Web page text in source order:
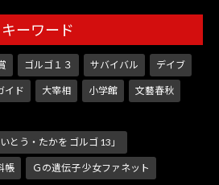
キーワード
ゴルゴ１３ サバイバル デイブ
イド 大宰相 小学館 文藝春秋
とう・たかを ゴルゴ 13」
帳 Ｇの遺伝子 少女ファネット